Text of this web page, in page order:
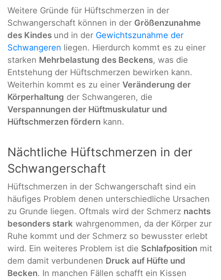
Weitere Gründe für Hüftschmerzen in der
Schwangerschaft können in der Größenzunahme
des Kindes und in der Gewichtszunahme der
Schwangeren liegen. Hierdurch kommt es zu einer
starken Mehrbelastung des Beckens, was die
Entstehung der Hüftschmerzen bewirken kann.
Weiterhin kommt es zu einer Veränderung der
Körperhaltung der Schwangeren, die
Verspannungen der Hüftmuskulatur und
Hüftschmerzen fördern kann.
Nächtliche Hüftschmerzen in der
Schwangerschaft
Hüftschmerzen in der Schwangerschaft sind ein
häufiges Problem denen unterschiedliche Ursachen
zu Grunde liegen. Oftmals wird der Schmerz nachts
besonders stark wahrgenommen, da der Körper zur
Ruhe kommt und der Schmerz so bewusster erlebt
wird. Ein weiteres Problem ist die Schlafposition mit
dem damit verbundenen Druck auf Hüfte und
Becken. In manchen Fällen schafft ein Kissen